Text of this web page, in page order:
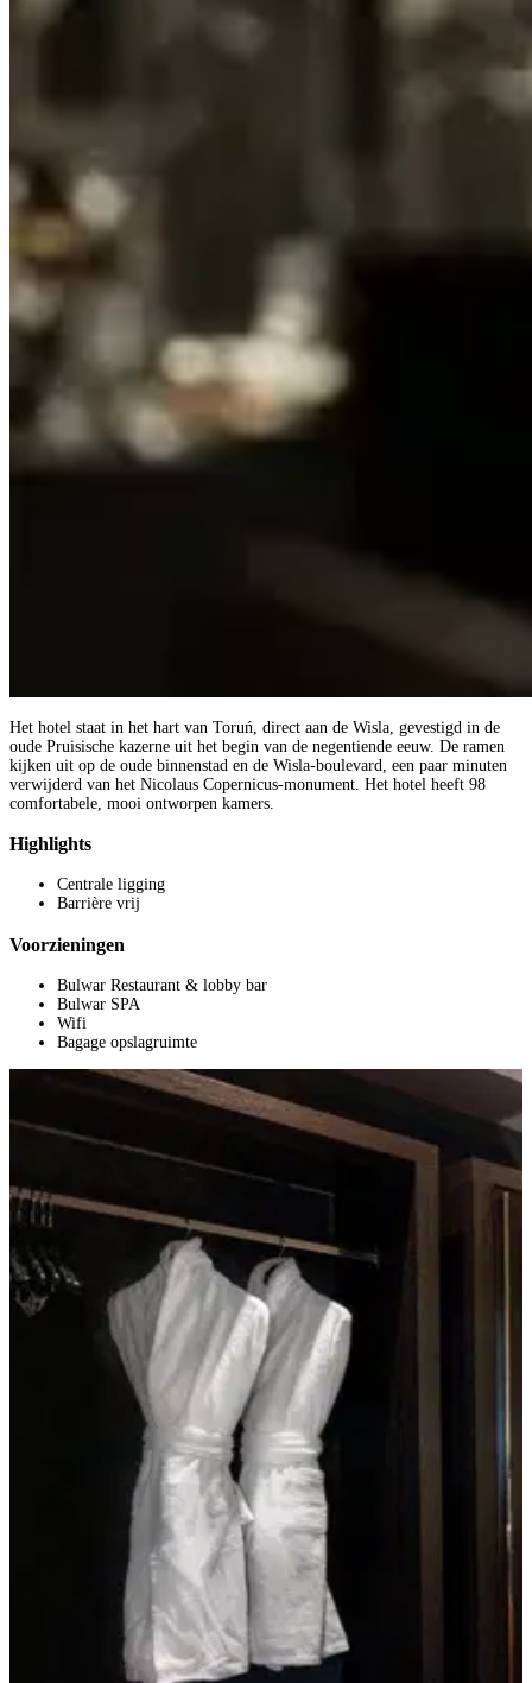
Het hotel staat in het hart van Toruń, direct aan de Wisla, gevestigd in de
oude Pruisische kazerne uit het begin van de negentiende eeuw. De ramen
kijken uit op de oude binnenstad en de Wisla-boulevard, een paar minuten
verwijderd van het Nicolaus Copernicus-monument. Het hotel heeft 98
comfortabele, mooi ontworpen kamers.
Highlights
Centrale ligging
Barrière vrij
Voorzieningen
Bulwar Restaurant & lobby bar
Bulwar SPA
Wifi
Bagage opslagruimte